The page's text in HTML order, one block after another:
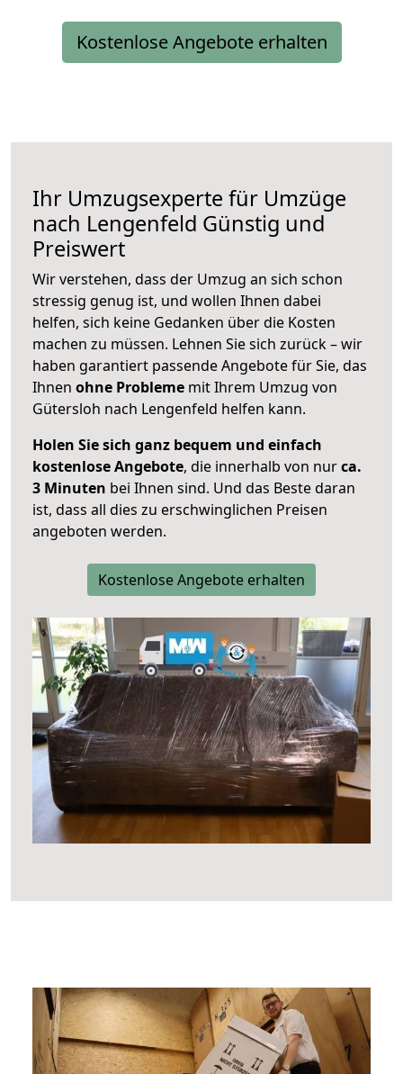
Kostenlose Angebote erhalten
Ihr Umzugsexperte für Umzüge
nach Lengenfeld Günstig und
Preiswert
Wir verstehen, dass der Umzug an sich schon
stressig genug ist, und wollen Ihnen dabei
helfen, sich keine Gedanken über die Kosten
machen zu müssen. Lehnen Sie sich zurück – wir
haben garantiert passende Angebote für Sie, das
Ihnen ohne Probleme mit Ihrem Umzug von
Gütersloh nach Lengenfeld helfen kann.
Holen Sie sich ganz bequem und einfach
kostenlose Angebote, die innerhalb von nurca.
3 Minuten bei Ihnen sind. Und das Beste daran
ist, dass all dies zu erschwinglichen Preisen
angeboten werden.
Kostenlose Angebote erhalten